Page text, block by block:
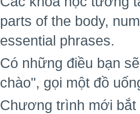
parts of the body,
essential phrases.
Có những điều bạn
chào", gọi một đồ
Chương trình mới bắt